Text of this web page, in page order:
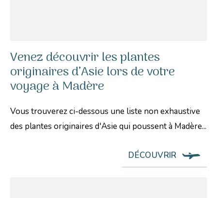
Venez découvrir les plantes
originaires d’Asie lors de votre
voyage à Madère
Vous trouverez ci-dessous une liste non exhaustive
des plantes originaires d'Asie qui poussent à Madère...
DÉCOUVRIR